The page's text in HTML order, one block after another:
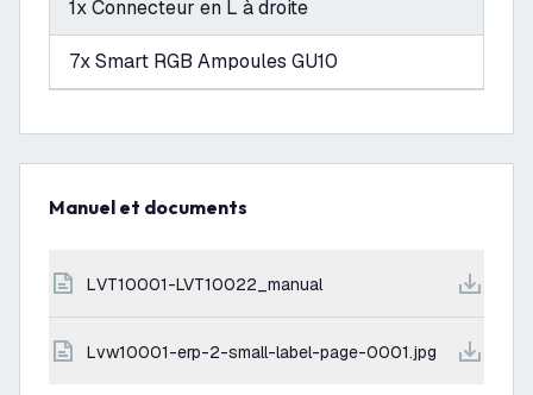
1x Connecteur en L à droite
7x Smart RGB Ampoules GU10
Manuel et documents
LVT10001-LVT10022_manual
lvw10001-erp-2-small-label-page-0001.jpg